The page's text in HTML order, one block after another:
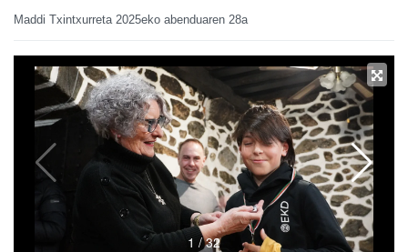
Maddi Txintxurreta 2025eko abenduaren 28a